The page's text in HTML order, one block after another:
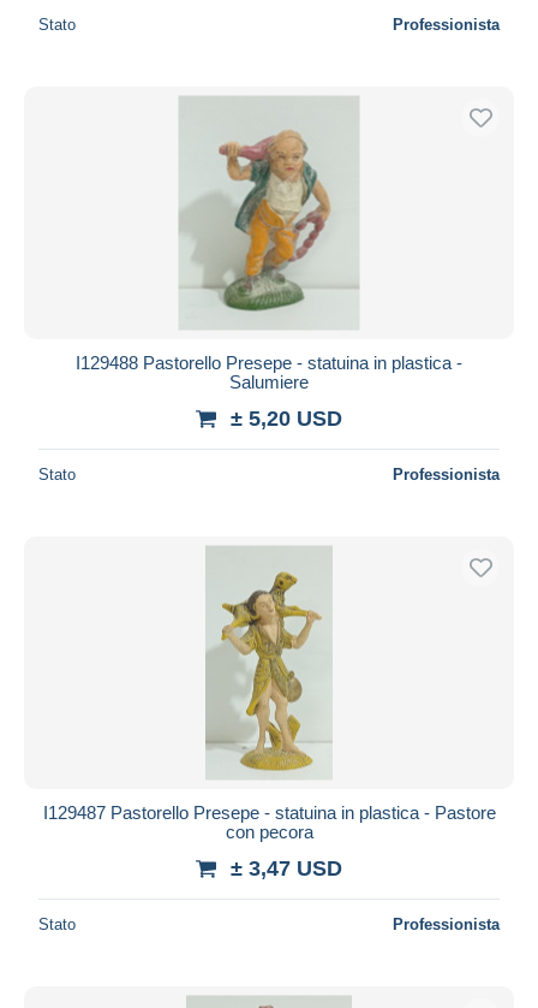
Stato Professionista
I129488 Pastorello Presepe - statuina in plastica -
Salumiere
± 5,20 USD
Stato Professionista
I129487 Pastorello Presepe - statuina in plastica - Pastore
con pecora
± 3,47 USD
Stato Professionista